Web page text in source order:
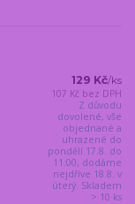
129 Kč/ks
107 Kč bez DPH
Z důvodu
dovolené, vše
objednané a
uhrazené do
pondělí 17.8. do
11:00, dodáme
nejdříve 18.8. v
úterý. Skladem
> 10 ks